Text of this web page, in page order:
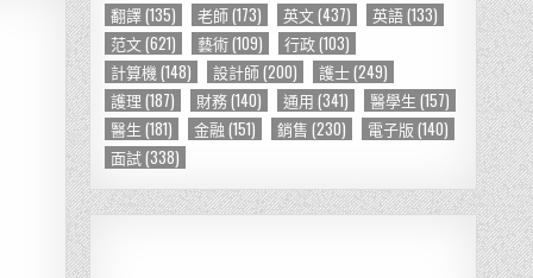
翻譯(135) 老師(173) 英文(437) 英語(133)
范文(621) 藝術(109) 行政(103)
計算機 (148) 設計師(200) 護士(249)
護理 (187) 財務(140) 通用 (341) 醫學生 (157)
醫生 (181) 金融 (151) 銷售 (230) 電子版 (140)
面試(338)